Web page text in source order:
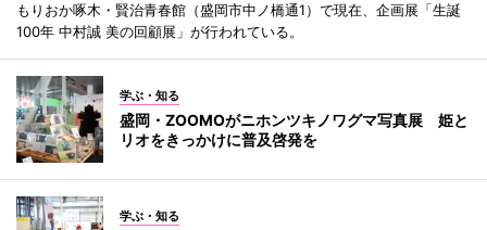
もりおか啄木・賢治青春館（盛岡市中ノ橋通1）で現在、企画展「生誕
100年 中村誠 美の回顧展」が行われている。
学ぶ・知る
盛岡・ZOOMOがニホンツキノワグマ写真展 姫と
リオをきっかけに普及啓発を
学ぶ・知る